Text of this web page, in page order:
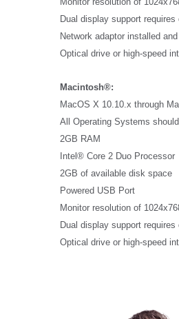
Dual display support
Network adaptor installed
Optical drive or high-speed
Macintosh®:
MacOS X 10.10.x through
All Operating Systems
2GB RAM
Intel® Core 2 Duo Processor
2GB of available disk space
Powered USB Port
Monitor resolution of
Dual display support
Optical drive or high-speed